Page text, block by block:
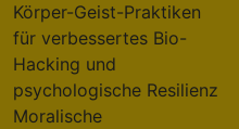
Körper-Geist-Praktiken
für verbessertes Bio-
Hacking und
psychologische Resilienz
Moralische